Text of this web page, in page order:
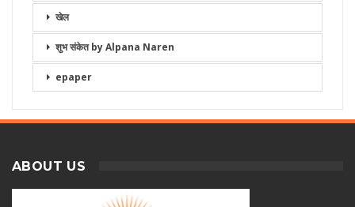
खेल
शुभ संकेत by Alpana Naren
epaper
ABOUT US